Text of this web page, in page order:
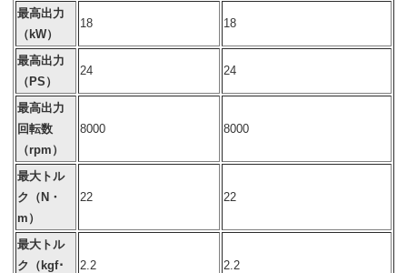
最高出力
（kW）
18 18
最高出力
（PS）
24 24
最高出力
回転数
（rpm）
8000 8000
最大トル
ク（N・
m）
22 22
最大トル
ク（kgf･
2.2 2.2